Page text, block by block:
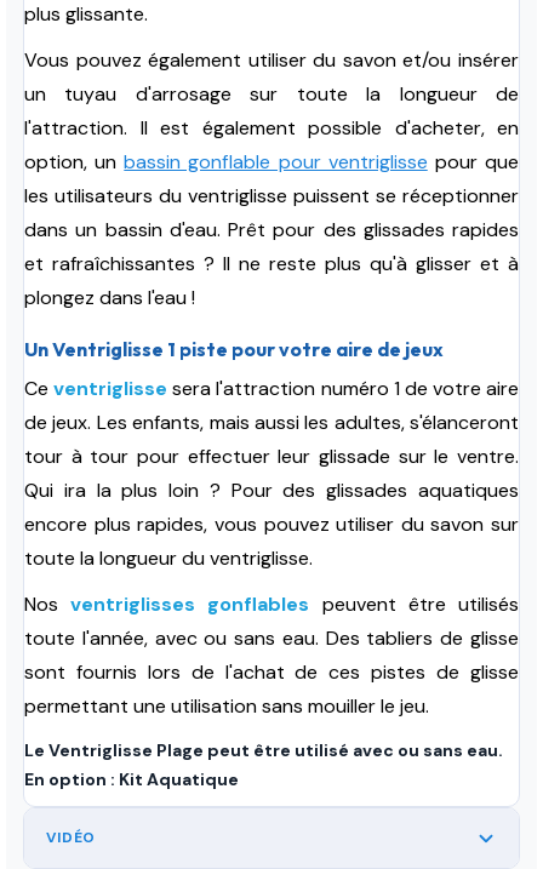
plus glissante.
Vous pouvez également utiliser du savon et/ou insérer
un tuyau d'arrosage sur toute la longueur de
l'attraction. Il est également possible d'acheter, en
option, unbassin gonflable pour ventriglisse pour que
les utilisateurs du ventriglisse puissent se réceptionner
dans un bassin d'eau. Prêt pour des glissades rapides
et rafraîchissantes ? Il ne reste plus qu'à glisser et à
plongez dans l'eau !
Un Ventriglisse 1 piste pour votre aire de jeux
Ceventriglisse sera l'attraction numéro 1 de votre aire
de jeux. Les enfants, mais aussi les adultes, s'élanceront
tour à tour pour effectuer leur glissade sur le ventre.
Qui ira la plus loin ? Pour des glissades aquatiques
encore plus rapides, vous pouvez utiliser du savon sur
toute la longueur du ventriglisse.
Nosventriglisses gonflables peuvent être utilisés
toute l'année, avec ou sans eau. Des tabliers de glisse
sont fournis lors de l'achat de ces pistes de glisse
permettant une utilisation sans mouiller le jeu.
Le Ventriglisse Plage peut être utilisé avec ou sans eau.
En option : Kit Aquatique
VIDÉO